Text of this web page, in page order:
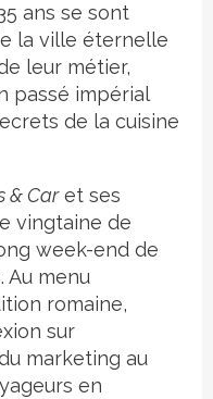
ans se sont
la ville éternelle
leur métier,
passé impérial
de la cuisine
& Caret ses
vingtaine de
week-end de
Au menu
romaine,
sur
marketing au
en